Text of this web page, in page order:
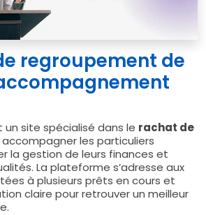
regroupement de
un site spécialisé dans le rachat de
les particuliers
la gestion de leurs finances et
La plateforme s’adresse aux
à plusieurs prêts en cours et
claire pour retrouver un meilleur